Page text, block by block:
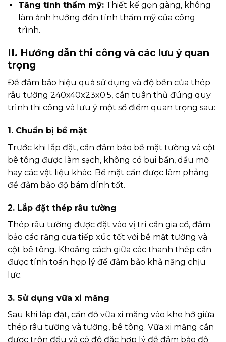
Tăng tính thẩm mỹ:Thiết kế gọn gàng, không
làm ảnh hưởng đến tính thẩm mỹ của công
trình.
II. Hướng dẫn thi công và các lưu ý quan
trọng
Để đảm bảo hiệu quả sử dụng và độ bền của thép
râu tường 240x40x23x0.5, cần tuân thủ đúng quy
trình thi công và lưu ý một số điểm quan trọng sau:
1. Chuẩn bị bề mặt
Trước khi lắp đặt, cần đảm bảo bề mặt tường và cột
bê tông được làm sạch, không có bụi bẩn, dầu mỡ
hay các vật liệu khác. Bề mặt cần được làm phẳng
để đảm bảo độ bám dính tốt.
2. Lắp đặt thép râu tường
Thép râu tường được đặt vào vị trí cần gia cố, đảm
bảo các răng cưa tiếp xúc tốt với bề mặt tường và
cột bê tông. Khoảng cách giữa các thanh thép cần
được tính toán hợp lý để đảm bảo khả năng chịu
lực.
3. Sử dụng vữa xi măng
Sau khi lắp đặt, cần đổ vữa xi măng vào khe hở giữa
thép râu tường và tường, bê tông. Vữa xi măng cần
được trộn đều và có độ đặc hợp lý để đảm bảo độ